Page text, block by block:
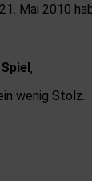
Mai 2010
wenig Stolz.